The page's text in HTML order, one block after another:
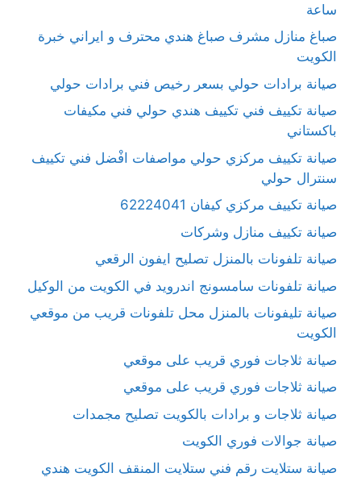
ساعة
صباغ منازل مشرف صباغ هندي محترف و ايراني خبرة
الكويت
صيانة برادات حولي بسعر رخيص فني برادات حولي
صيانة تكييف فني تكييف هندي حولي فني مكيفات
باكستاني
صيانة تكييف مركزي حولي مواصفات افْضل فني تكييف
سنترال حولي
صيانة تكييف مركزي كيفان 62224041
صيانة تكييف منازل وشركات
صيانة تلفونات بالمنزل تصليح ايفون الرقعي
صيانة تلفونات سامسونج اندرويد في الكويت من الوكيل
صيانة تليفونات بالمنزل محل تلفونات قريب من موقعي
الكويت
صيانة ثلاجات فوري قريب على موقعي
صيانة ثلاجات فوري قريب على موقعي
صيانة ثلاجات و برادات بالكويت تصليح مجمدات
صيانة جوالات فوري الكويت
صيانة ستلايت رقم فني ستلايت المنقف الكويت هندي